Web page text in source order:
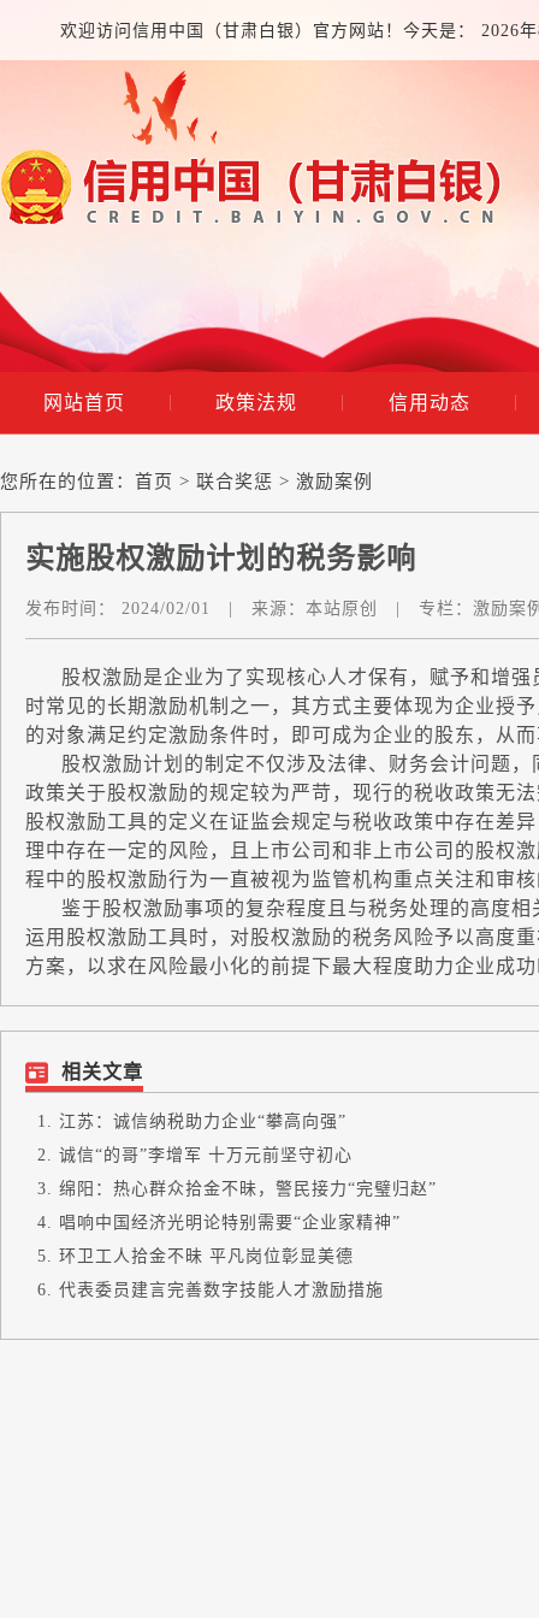
欢迎访问信用中国（甘肃白银）官方网站！今天是： 2026
网站首页 政策法规 信用动态
您所在的位置： 首页 > 联合奖惩 > 激励案例
实施股权激励计划的税务影响
发布时间： 2024/02/01 来源： 本站原创 专栏： 激励案
股权激励是企业为了实现核心人才保有，赋予和增强
时常见的长期激励机制之一，其方式主要体现为企业授
的对象满足约定激励条件时，即可成为企业的股东，从
股权激励计划的制定不仅涉及法律、财务会计问题，
政策关于股权激励的规定较为严苛，现行的税收政策无
股权激励工具的定义在证监会规定与税收政策中存在差
理中存在一定的风险，且上市公司和非上市公司的股权
程中的股权激励行为一直被视为监管机构重点关注和审
鉴于股权激励事项的复杂程度且与税务处理的高度相
运用股权激励工具时，对股权激励的税务风险予以高度
方案，以求在风险最小化的前提下最大程度助力企业成
相关文章
江苏：诚信纳税助力企业“攀高向强”
诚信“的哥”李增军 十万元前坚守初心
绵阳：热心群众拾金不昧，警民接力“完璧归赵”
唱响中国经济光明论特别需要“企业家精神”
环卫工人拾金不昧 平凡岗位彰显美德
代表委员建言完善数字技能人才激励措施